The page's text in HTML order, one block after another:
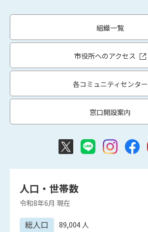
組織一覧
市役所へのアクセス
各コミュニティセンター
窓口開設案内
人口・世帯数
令和8年6月 現在
総人口 89,004人